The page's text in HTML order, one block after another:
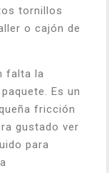
tornillos
o cajón de
falta la
Es un
fricción
gustado ver
para